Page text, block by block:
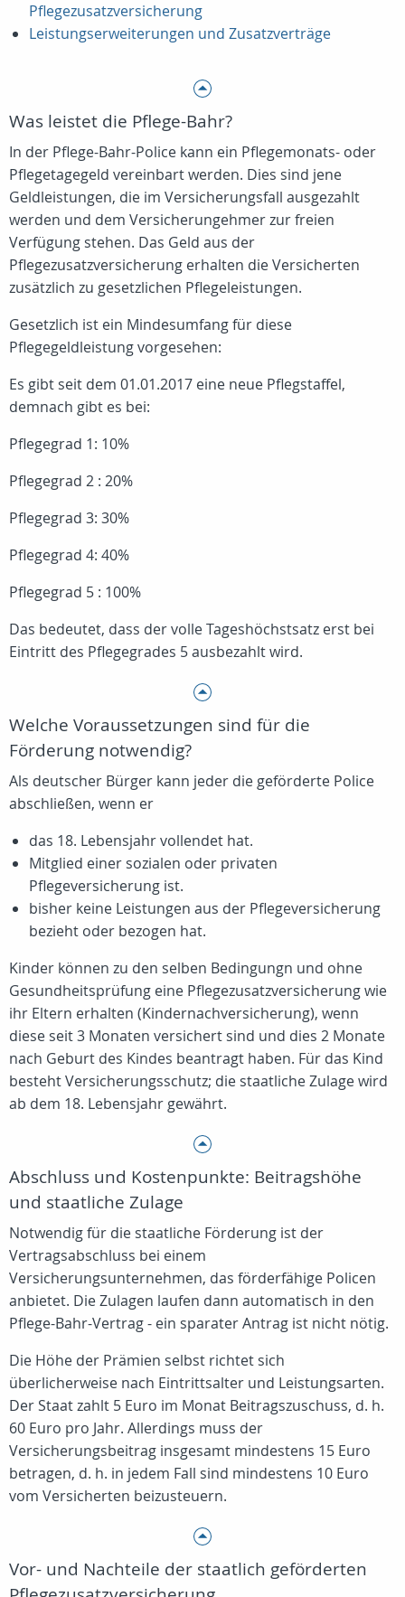
Pflegezusatzversicherung
Leistungserweiterungen und Zusatzverträge
Was leistet die Pflege-Bahr?
In der Pflege-Bahr-Police kann ein Pflegemonats- oder
Pflegetagegeld vereinbart werden. Dies sind jene
Geldleistungen, die im Versicherungsfall ausgezahlt
werden und dem Versicherungehmer zur freien
Verfügung stehen. Das Geld aus der
Pflegezusatzversicherung erhalten die Versicherten
zusätzlich zu gesetzlichen Pflegeleistungen.
Gesetzlich ist ein Mindesumfang für diese
Pflegegeldleistung vorgesehen:
Es gibt seit dem 01.01.2017 eine neue Pflegstaffel,
demnach gibt es bei:
Pflegegrad 1: 10%
Pflegegrad 2 : 20%
Pflegegrad 3: 30%
Pflegegrad 4: 40%
Pflegegrad 5 : 100%
Das bedeutet, dass der volle Tageshöchstsatz erst bei
Eintritt des Pflegegrades 5 ausbezahlt wird.
Welche Voraussetzungen sind für die
Förderung notwendig?
Als deutscher Bürger kann jeder die geförderte Police
abschließen, wenn er
das 18. Lebensjahr vollendet hat.
Mitglied einer sozialen oder privaten
Pflegeversicherung ist.
bisher keine Leistungen aus der Pflegeversicherung
bezieht oder bezogen hat.
Kinder können zu den selben Bedingungn und ohne
Gesundheitsprüfung eine Pflegezusatzversicherung wie
ihr Eltern erhalten (Kindernachversicherung), wenn
diese seit 3 Monaten versichert sind und dies 2 Monate
nach Geburt des Kindes beantragt haben. Für das Kind
besteht Versicherungsschutz; die staatliche Zulage wird
ab dem 18. Lebensjahr gewährt.
Abschluss und Kostenpunkte: Beitragshöhe
und staatliche Zulage
Notwendig für die staatliche Förderung ist der
Vertragsabschluss bei einem
Versicherungsunternehmen, das förderfähige Policen
anbietet. Die Zulagen laufen dann automatisch in den
Pflege-Bahr-Vertrag - ein sparater Antrag ist nicht nötig.
Die Höhe der Prämien selbst richtet sich
überlicherweise nach Eintrittsalter und Leistungsarten.
Der Staat zahlt 5 Euro im Monat Beitragszuschuss, d. h.
60 Euro pro Jahr. Allerdings muss der
Versicherungsbeitrag insgesamt mindestens 15 Euro
betragen, d. h. in jedem Fall sind mindestens 10 Euro
vom Versicherten beizusteuern.
Vor- und Nachteile der staatlich geförderten